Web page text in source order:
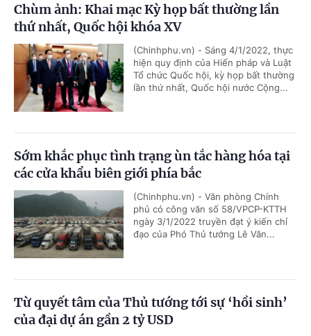
Chùm ảnh: Khai mạc Kỳ họp bất thường lần
thứ nhất, Quốc hội khóa XV
(Chinhphu.vn) - Sáng 4/1/2022, thực
hiện quy định của Hiến pháp và Luật
Tổ chức Quốc hội, kỳ họp bất thường
lần thứ nhất, Quốc hội nước Cộng...
Sớm khắc phục tình trạng ùn tắc hàng hóa tại
các cửa khẩu biên giới phía bắc
(Chinhphu.vn) - Văn phòng Chính
phủ có công văn số 58/VPCP-KTTH
ngày 3/1/2022 truyền đạt ý kiến chỉ
đạo của Phó Thủ tướng Lê Văn...
Từ quyết tâm của Thủ tướng tới sự ‘hồi sinh’
của đại dự án gần 2 tỷ USD